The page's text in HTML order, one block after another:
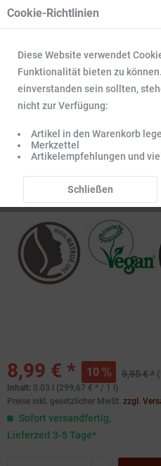
8,99 € * 10 9,95 € *
Inhalt: 0.03 l (299,67 € * / 1 l)
Preise inkl. gesetzlicher MwSt. zzgl.
Sofort versandfertig,
Lieferzeit 3-5 Tage*
Cookie-Richtlinien
Diese Website verwendet
Funktionalität bieten zu
einverstanden sein sollten,
nicht zur Verfügung:
Artikel in den Warenkorb
Merkzettel
Artikelempfehlungen und
Schließen